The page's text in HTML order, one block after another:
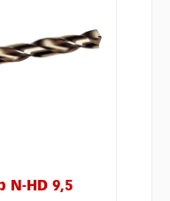
N-HD 9,5